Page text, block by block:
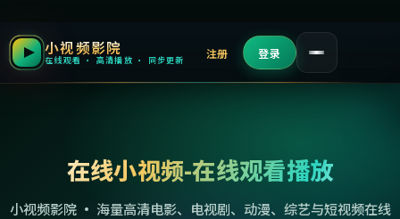
小视频影院
在线观看 · 高清播放 · 同步更新 注册 登录
在线小视频-在线观看播放
小视频影院 · 海量高清电影、电视剧、动漫、综艺与短视频在线